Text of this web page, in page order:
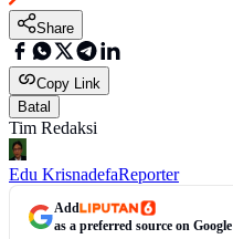
Share
Copy Link
Batal
Tim Redaksi
Edu KrisnadefaReporter
Add
as a preferred source on Google